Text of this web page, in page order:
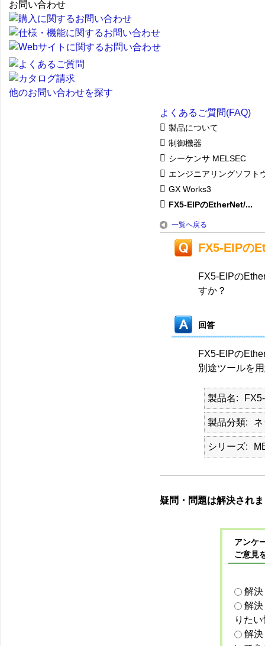
お問い合わせ
他のお問い合わせを探す
よくあるご質問(FAQ)
製品について
制御機器
シーケンサ MELSEC
エンジニアリングソフト
GX Works3
FX5-EIPのEtherNet/...
一覧へ戻る
FX5-EIPの
FX5-EIPの
すか？
回答
FX5-EIPの
別途ツールを
製品名
製品分類
シリーズ
疑問・問題は解決され
アンケ
ご意見
解
解
りた
解